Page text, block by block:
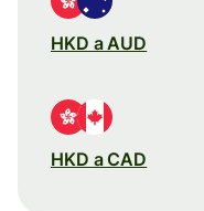
HKD a AUD
HKD a CAD